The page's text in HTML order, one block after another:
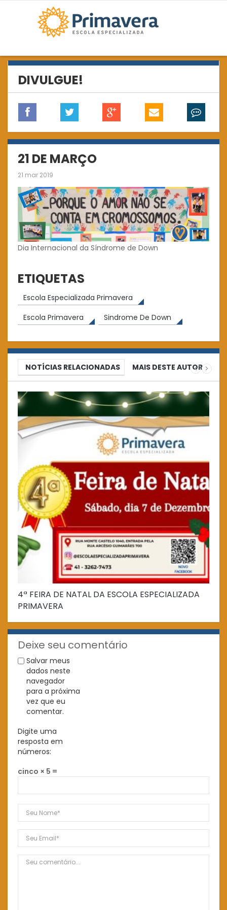
DIVULGUE!
21 DE MARÇO
21 mar 2019
Dia Internacional da Síndrome de Down
ETIQUETAS
Escola Especializada Primavera
Escola Primavera
Sindrome De Down
NOTÍCIAS RELACIONADAS MAIS DESTE AUTOR
4ª FEIRA DE NATAL DA ESCOLA ESPECIALIZADA
PRIMAVERA
Deixe seu comentário
Salvar meus
dados neste
navegador
para a próxima
vez que eu
comentar.
Digite uma
resposta em
números:
cinco × 5 =